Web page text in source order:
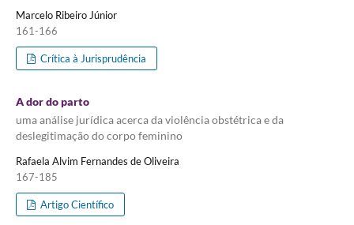
Marcelo Ribeiro Júnior
161-166
Crítica à Jurisprudência
A dor do parto
uma análise jurídica acerca da violência obstétrica e da
deslegitimação do corpo feminino
Rafaela Alvim Fernandes de Oliveira
167-185
Artigo Científico